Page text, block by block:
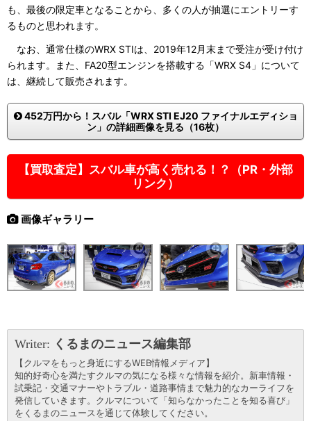
も、最後の限定車となることから、多くの人が抽選にエントリーす
るものと思われます。
なお、通常仕様のWRX STIは、2019年12月末まで受注が受け付け
られます。また、FA20型エンジンを搭載する「WRX S4」について
は、継続して販売されます。
452万円から！スバル「WRX STI EJ20 ファイナルエディショ
ン」の詳細画像を見る（16枚）
【買取査定】スバル車が高く売れる！？（PR・外部
リンク）
画像ギャラリー
Writer: くるまのニュース編集部
【クルマをもっと身近にするWEB情報メディア】
知的好奇心を満たすクルマの気になる様々な情報を紹介。新車情報・
試乗記・交通マナーやトラブル・道路事情まで魅力的なカーライフを
発信していきます。クルマについて「知らなかったことを知る喜び」
をくるまのニュースを通じて体験してください。